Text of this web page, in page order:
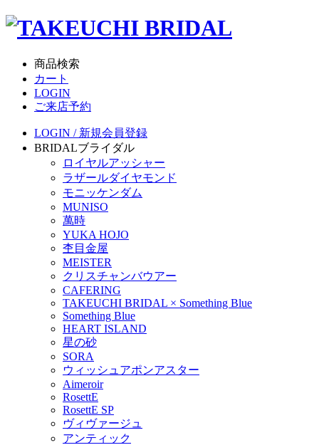
商品検索
カート
LOGIN
ご来店予約
LOGIN / 新規会員登録
BRIDALブライダル
ロイヤルアッシャー
ラザールダイヤモンド
モニッケンダム
MUNISO
萬時
YUKA HOJO
杢目金屋
MEISTER
クリスチャンバウアー
CAFERING
TAKEUCHI BRIDAL × Something Blue
Something Blue
HEART ISLAND
星の砂
SORA
ウィッシュアポンアスター
Aimeroir
RosettE
RosettE SP
ヴィヴァージュ
アンティック